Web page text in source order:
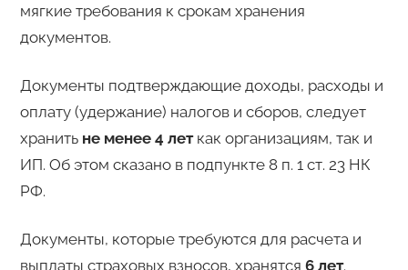
мягкие требования к срокам хранения
документов.
Документы подтверждающие доходы, расходы и
оплату (удержание) налогов и сборов, следует
хранить не менее 4 леткак организациям, так и
ИП. Об этом сказано в подпункте 8 п. 1 ст. 23 НК
РФ.
Документы, которые требуются для расчета и
выплаты страховых взносов, хранятся 6 лет.